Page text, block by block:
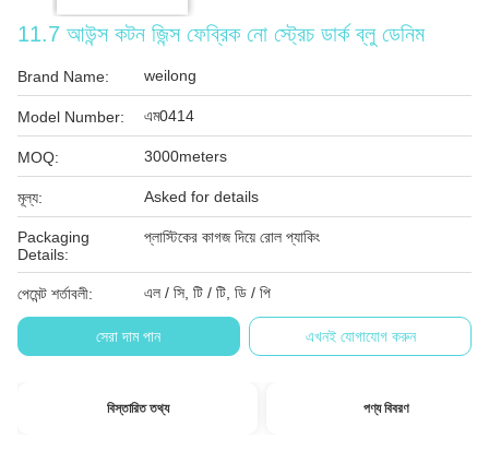
11.7 আউন্স কটন জিন্স ফেব্রিক নো স্ট্রেচ ডার্ক ব্লু ডেনিম
Brand Name: weilong
Model Number: এম0414
MOQ: 3000meters
মূল্য: Asked for details
Packaging
Details:
প্লাস্টিকের কাগজ দিয়ে রোল প্যাকিং
পেমেন্ট শর্তাবলী: এল / সি, টি / টি, ডি / পি
সেরা দাম পান এখনই যোগাযোগ করুন
বিস্তারিত তথ্য পণ্য বিবরণ